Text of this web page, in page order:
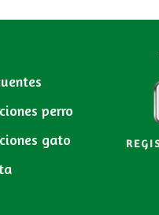
perro
gato